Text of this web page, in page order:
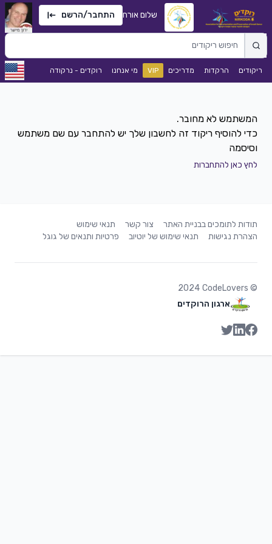
שלום אורח התחבר/הרשם
ריקודים הרקדות מדריכים VIP מי אנחנו רוקדים - נרקודה
כדי להוסיף ריקוד זה לחשבון שלך יש להתחבר עם שם משתמש
וסיסמה
לחץ כאן להתחברות
תודות לתומכים בבניית האתר צור קשר
תנאי שימוש
הצהרת נגישות
תנאי שימוש של יוטיוב פרטיות ותנאים של גוגל
©
2024 CodeLovers
ארגון הרוקדים